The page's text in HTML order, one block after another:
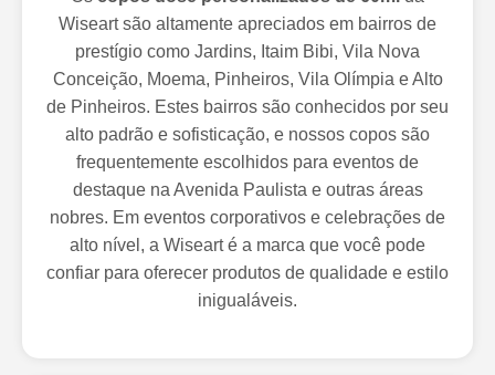
Wiseart são altamente apreciados em bairros de
prestígio como Jardins, Itaim Bibi, Vila Nova
Conceição, Moema, Pinheiros, Vila Olímpia e Alto
de Pinheiros. Estes bairros são conhecidos por seu
alto padrão e sofisticação, e nossos copos são
frequentemente escolhidos para eventos de
destaque na Avenida Paulista e outras áreas
nobres. Em eventos corporativos e celebrações de
alto nível, a Wiseart é a marca que você pode
confiar para oferecer produtos de qualidade e estilo
inigualáveis.